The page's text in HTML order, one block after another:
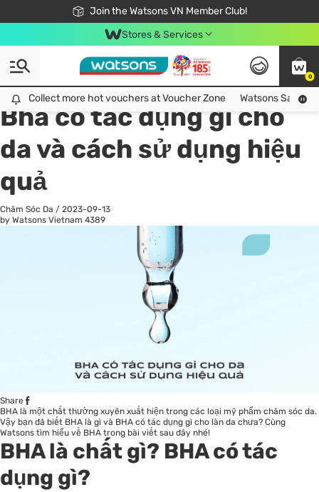
Join the Watsons VN Member Club!
Free Shipping For Order From 249,000Đ
24h Fast delivery in Hồ Chí Minh City
Stores & Services
0
Collect more hot vouchers at Voucher Zone
Collect more hot vouchers at Voucher Zone Watsons Safety
All
Chăm Sóc Cá Nhân
Bha có tác dụng gì cho
da và cách sử dụng hiệu
quả
Chăm Sóc Da / 2023-09-13
by Watsons Vietnam 4389
Share
BHA là một chất thường xuyên xuất hiện trong các loại mỹ phẩm chăm sóc da.
Vậy bạn đã biết BHA là gì và BHA có tác dụng gì cho làn da chưa? Cùng
Watsons tìm hiểu về BHA trong bài viết sau đây nhé!
BHA là chất gì? BHA có tác
dụng gì?